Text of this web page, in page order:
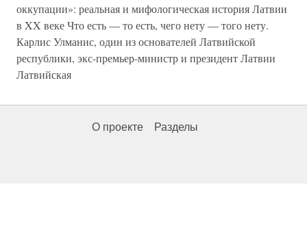
оккупации»: реальная и мифологическая история Латвии
в XX веке Что есть — то есть, чего нету — того нету.
Карлис Улманис, один из основателей Латвийской
республики, экс-премьер-министр и президент Латвии
Латвийская
О проекте Разделы